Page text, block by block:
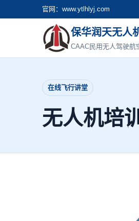
官网：www.ytlhlyj.com
保华润天无人
CAAC民用无人驾驶航
在线飞行讲堂
无人机培